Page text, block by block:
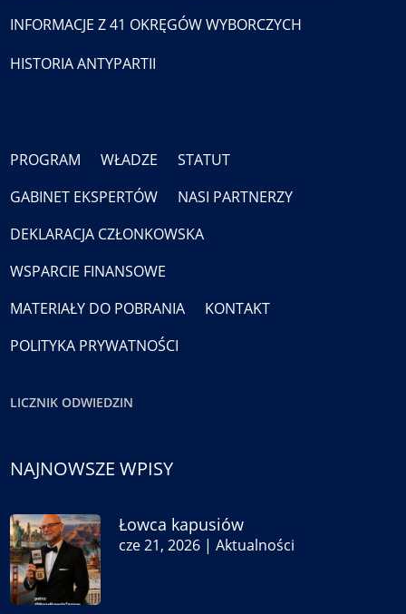
INFORMACJE Z 41 OKRĘGÓW WYBORCZYCH
HISTORIA ANTYPARTII
PROGRAM WŁADZE
STATUT
GABINET EKSPERTÓW
NASI PARTNERZY
DEKLARACJA CZŁONKOWSKA
WSPARCIE FINANSOWE
MATERIAŁY DO POBRANIA
KONTAKT
POLITYKA PRYWATNOŚCI
LICZNIK ODWIEDZIN
NAJNOWSZE WPISY
Łowca kapusiów
cze 21, 2026 |Aktualności